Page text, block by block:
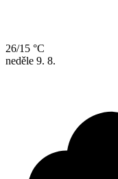
26/15 °C
neděle 9. 8.